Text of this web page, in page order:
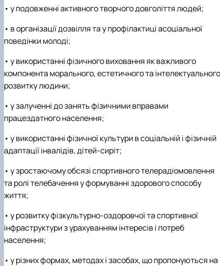
• у подовженні активного творчого довголіття людей;
• в організації дозвілля та у профілактиці асоціальної
поведінки молоді;
• у використанні фізичного виховання як важливого
компонента морального, естетичного та інтелектуального
розвитку людини;
• у залученні до занять фізичними вправами
працездатного населення;
• у використанні фізичної культури в соціальній і фізичній
адаптації інвалідів, дітей-сиріт;
• у зростаючому обсязі спортивного телерадіомовлення
та ролі телебачення у формуванні здорового способу
життя;
• у розвитку фізкультурно-оздоровчої та спортивної
інфраструктури з урахуванням інтересів і потреб
населення;
• у різних формах, методах і засобах, що пропонуються на